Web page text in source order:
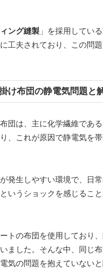
ング縫製 」を採用してい
工夫されており、この問
け布団の静電気問題と
団は、主に化学繊維であ
、これが原因で静電気を
発生しやすい環境で、日
というショックを感じるこ
トの布団を使用しており
ました。そんな中、同じ
気の問題を抱えていない